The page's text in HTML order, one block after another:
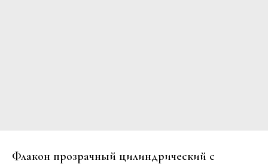
Флакон прозрачный цилиндрический с